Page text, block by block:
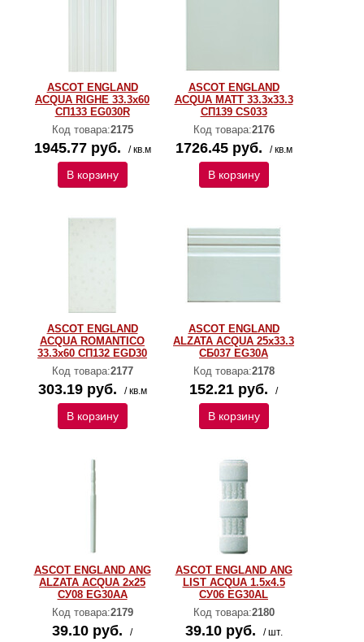
ASCOT ENGLAND
ACQUA RIGHE 33.3x60
СП133 EG030R
Код товара:2175
1945.77 руб. / кв.м
В корзину
ASCOT ENGLAND
ACQUA MATT 33.3x33.3
СП139 CS033
Код товара:2176
1726.45 руб. / кв.м
В корзину
ASCOT ENGLAND
ACQUA ROMANTICO
33.3x60 СП132 EGD30
Код товара:2177
303.19 руб. / кв.м
В корзину
ASCOT ENGLAND
ALZATA ACQUA 25x33.3
СБ037 EG30A
Код товара:2178
152.21 руб. /
В корзину
ASCOT ENGLAND ANG
ALZATA ACQUA 2x25
СУ08 EG30AA
Код товара:2179
39.10 руб. /
ASCOT ENGLAND ANG
LIST ACQUA 1.5x4.5
СУ06 EG30AL
Код товара:2180
39.10 руб. / шт.